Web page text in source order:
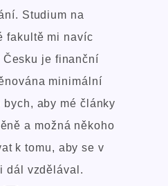
Studium na
fakultě mi navíc
Česku je finanční
minimální
bych, aby mé články
a možná někoho
k tomu, aby se v
dál vzdělával.